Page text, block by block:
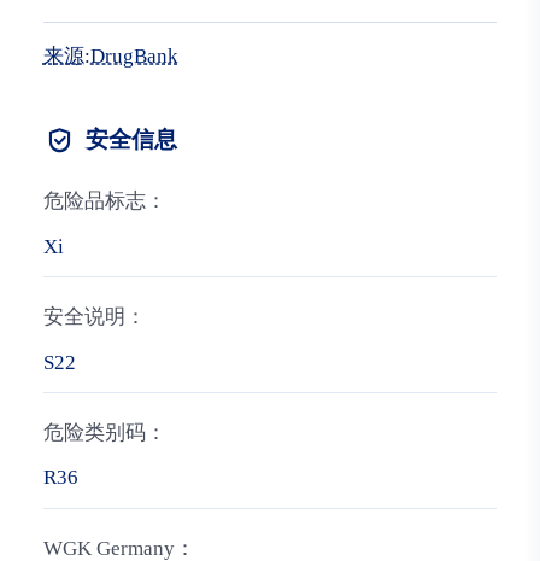
来源:DrugBank
安全信息
危险品标志：
Xi
安全说明：
S22
危险类别码：
R36
WGK Germany：